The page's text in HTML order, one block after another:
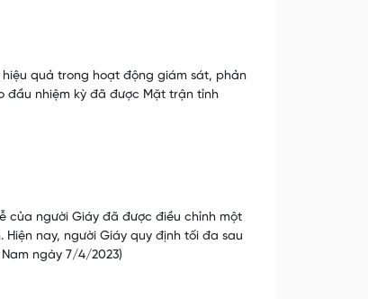
hiệu quả trong hoạt động giám sát, phản
đầu nhiệm kỳ đã được Mặt trận tỉnh
của người Giáy đã được điều chỉnh một
nay, người Giáy quy định tối đa sau
ngày 7/4/2023)